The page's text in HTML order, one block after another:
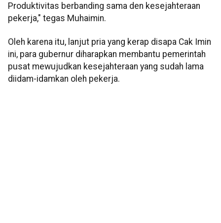
Produktivitas berbanding sama den kesejahteraan
pekerja," tegas Muhaimin.
Oleh karena itu, lanjut pria yang kerap disapa Cak Imin
ini, para gubernur diharapkan membantu pemerintah
pusat mewujudkan kesejahteraan yang sudah lama
diidam-idamkan oleh pekerja.